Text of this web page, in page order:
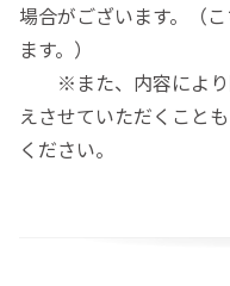
場合がございます。（
ます。）
※また、内容により
えさせていただくこと
ください。